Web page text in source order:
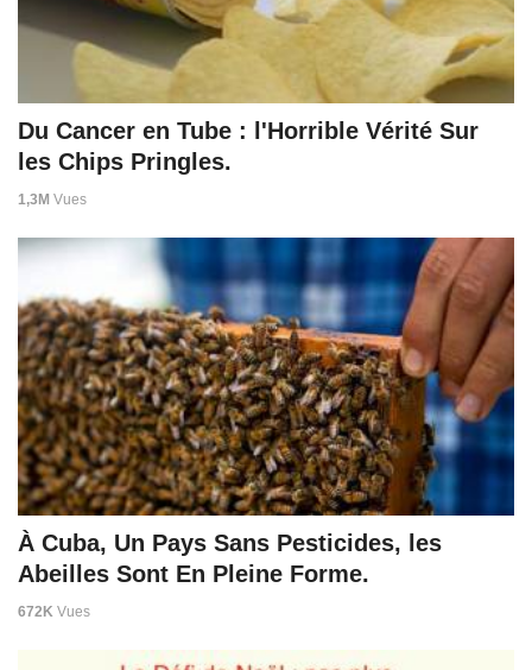
Du Cancer en Tube : l'Horrible Vérité Sur
les Chips Pringles.
1,3M Vues
À Cuba, Un Pays Sans Pesticides, les
Abeilles Sont En Pleine Forme.
672K Vues